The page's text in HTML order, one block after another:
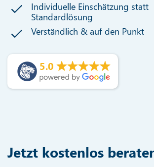
Individuelle Einschätzung statt
Standardlösung
Verständlich & auf den Punkt
5.0
Jetzt kostenlos